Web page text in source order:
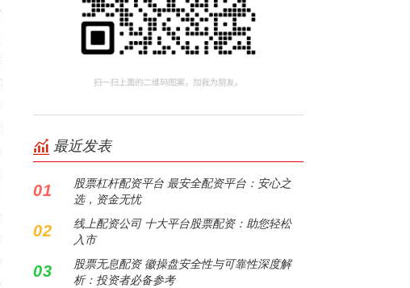
最近发表
01
股票杠杆配资平台 最安全配资平台：安心之
选，资金无忧
02
线上配资公司 十大平台股票配资：助您轻松
入市
03
股票无息配资 徽操盘安全性与可靠性深度解
析：投资者必备参考